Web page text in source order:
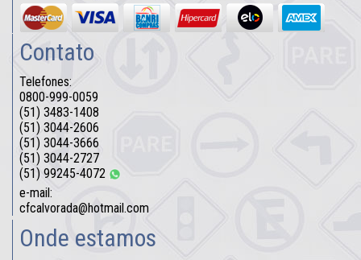
Contato
Telefones:
0800-999-0059
(51) 3483-1408
(51) 3044-2606
(51) 3044-3666
(51) 3044-2727
(51) 99245-4072
e-mail:
cfcalvorada@hotmail.com
Onde estamos